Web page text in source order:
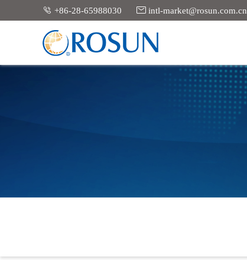
 +86-28-65988030  intl-market@rosun.com.cn